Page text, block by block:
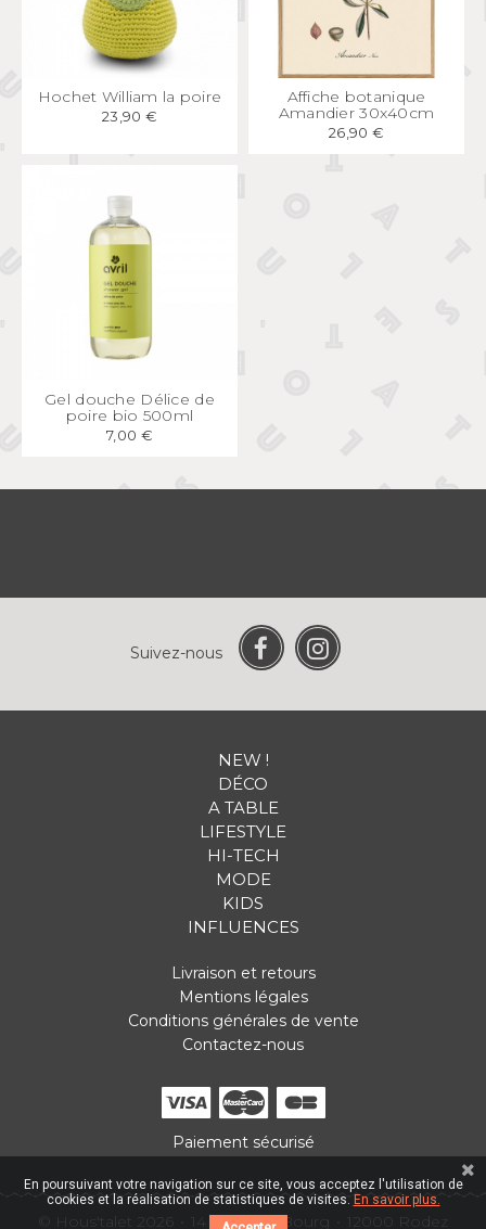
APERÇU RAPIDE
Hochet William la poire
23,90 €
APERÇU RAPIDE
Affiche botanique
Amandier 30x40cm
26,90 €
APERÇU RAPIDE
Gel douche Délice de
poire bio 500ml
7,00 €
Suivez-nous
NEW !
DÉCO
A TABLE
LIFESTYLE
HI-TECH
MODE
KIDS
INFLUENCES
Livraison et retours
Mentions légales
Conditions générales de vente
Contactez-nous
Paiement sécurisé
© Hous'talet 2026 14 Place du Bourg 12000 Rodez
En poursuivant votre navigation sur ce site, vous acceptez l'utilisation de
cookies et la réalisation de statistiques de visites. En savoir plus.